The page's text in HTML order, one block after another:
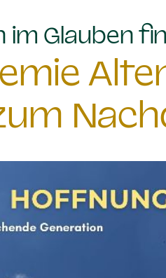
im Glauben